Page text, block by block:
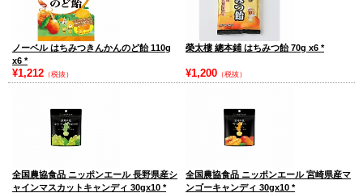
ノーベル はちみつきんかんのど飴 110g
x6 *
¥1,212 （税抜）
榮太樓 總本鋪 はちみつ飴 70g x6 *
¥1,200 （税抜）
全国農協食品 ニッポンエール 長野県産シ
ャインマスカットキャンディ 30gx10 *
全国農協食品 ニッポンエール 宮崎県産マ
ンゴーキャンディ 30gx10 *